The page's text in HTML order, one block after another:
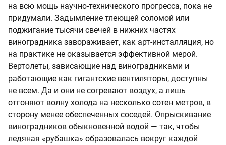
на всю мощь научно-технического прогресса, пока не
придумали. Задымление тлеющей соломой или
поджигание тысячи свечей в нижних частях
виноградника завораживает, как арт-инсталляция, но
на практике не оказывается эффективной мерой.
Вертолеты, зависающие над виноградниками и
работающие как гигантские вентиляторы, доступны
не всем. Да и они не согревают воздух, а лишь
отгоняют волну холода на несколько сотен метров, в
сторону менее обеспеченных соседей. Опрыскивание
виноградников обыкновенной водой — так, чтобы
ледяная «рубашка» образовалась вокруг каждой